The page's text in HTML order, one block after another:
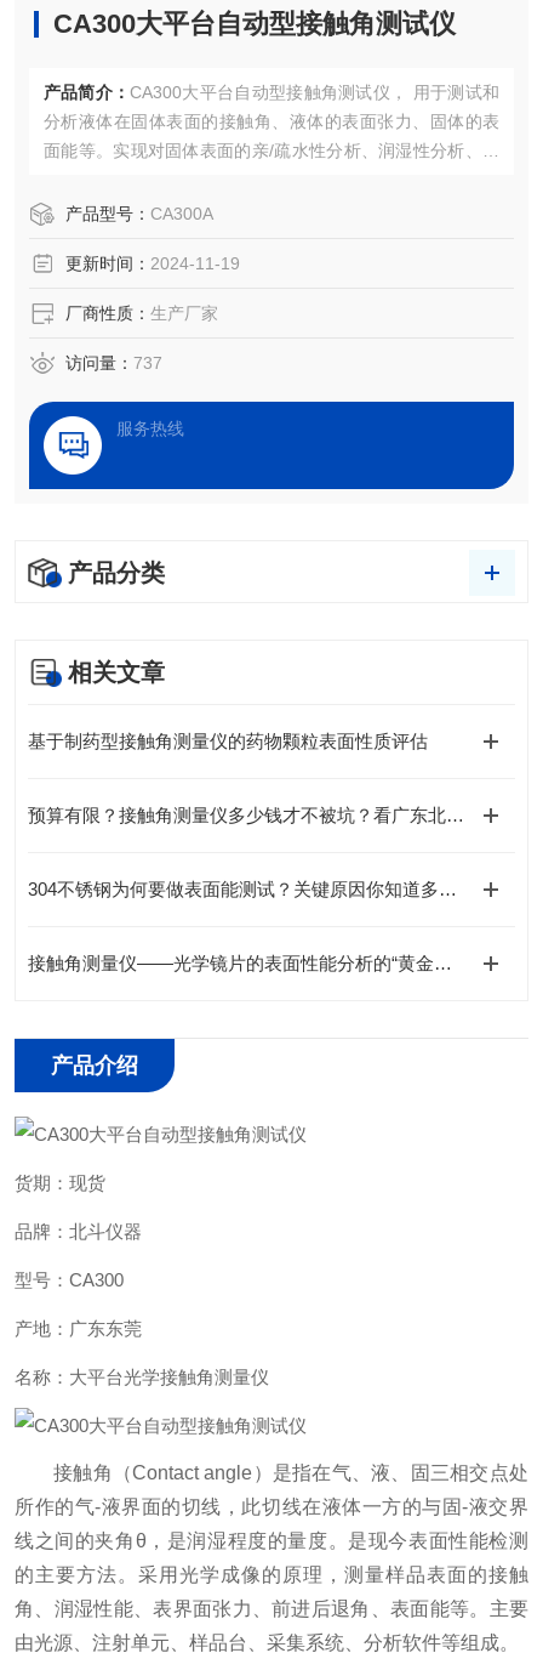
CA300大平台自动型接触角测试仪
产品简介： CA300大平台自动型接触角测试仪， 用于测试和
分析液体在固体表面的接触角、液体的表面张力、固体的表
面能等。实现对固体表面的亲/疏水性分析、润湿性分析、洁
铺展等过程分析。
产品型号： CA300A
更新时间： 2024-11-19
厂商性质： 生产厂家
访问量： 737
服务热线
产品分类
相关文章
基于制药型接触角测量仪的药物颗粒表面性质评估
预算有限？接触角测量仪多少钱才不被坑？看广东北斗怎么说！
304不锈钢为何要做表面能测试？关键原因你知道多少？
接触角测量仪——光学镜片的表面性能分析的“黄金标准”工具
产品介绍
货期：现货
品牌：北斗仪器
型号：CA300
产地：广东东莞
名称：大平台光学接触角测量仪
接触角（Contact angle）是指在气、液、固三相交点处
所作的气-液界面的切线，此切线在液体一方的与固-液交界
线之间的夹角θ，是润湿程度的量度。是现今表面性能检测
的主要方法。采用光学成像的原理，测量样品表面的接触
角、润湿性能、表界面张力、前进后退角、表面能等。主要
由光源、注射单元、样品台、采集系统、分析软件等组成。